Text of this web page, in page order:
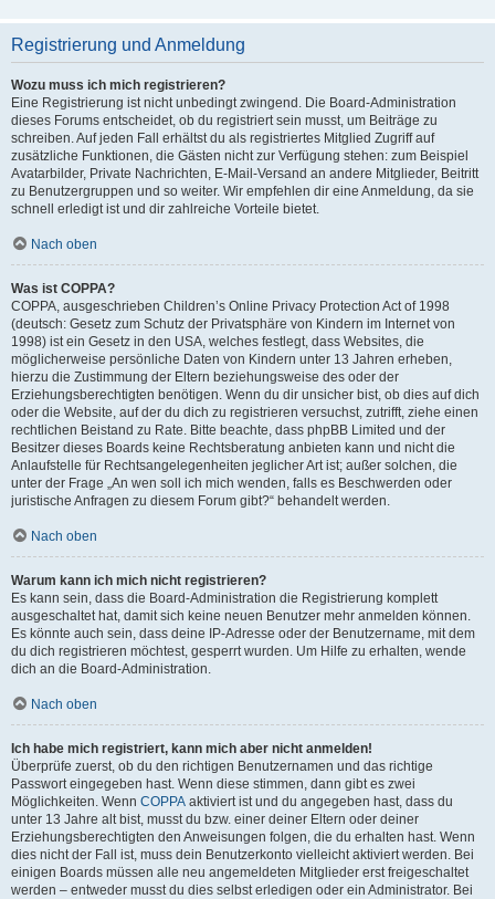
Registrierung und Anmeldung
Wozu muss ich mich registrieren?
Eine Registrierung ist nicht unbedingt zwingend. Die Board-Administration
dieses Forums entscheidet, ob du registriert sein musst, um Beiträge zu
schreiben. Auf jeden Fall erhältst du als registriertes Mitglied Zugriff auf
zusätzliche Funktionen, die Gästen nicht zur Verfügung stehen: zum Beispiel
Avatarbilder, Private Nachrichten, E-Mail-Versand an andere Mitglieder, Beitritt
zu Benutzergruppen und so weiter. Wir empfehlen dir eine Anmeldung, da sie
schnell erledigt ist und dir zahlreiche Vorteile bietet.
Nach oben
Was ist COPPA?
COPPA, ausgeschrieben Children’s Online Privacy Protection Act of 1998
(deutsch: Gesetz zum Schutz der Privatsphäre von Kindern im Internet von
1998) ist ein Gesetz in den USA, welches festlegt, dass Websites, die
möglicherweise persönliche Daten von Kindern unter 13 Jahren erheben,
hierzu die Zustimmung der Eltern beziehungsweise des oder der
Erziehungsberechtigten benötigen. Wenn du dir unsicher bist, ob dies auf dich
oder die Website, auf der du dich zu registrieren versuchst, zutrifft, ziehe einen
rechtlichen Beistand zu Rate. Bitte beachte, dass phpBB Limited und der
Besitzer dieses Boards keine Rechtsberatung anbieten kann und nicht die
Anlaufstelle für Rechtsangelegenheiten jeglicher Art ist; außer solchen, die
unter der Frage „An wen soll ich mich wenden, falls es Beschwerden oder
juristische Anfragen zu diesem Forum gibt?“ behandelt werden.
Nach oben
Warum kann ich mich nicht registrieren?
Es kann sein, dass die Board-Administration die Registrierung komplett
ausgeschaltet hat, damit sich keine neuen Benutzer mehr anmelden können.
Es könnte auch sein, dass deine IP-Adresse oder der Benutzername, mit dem
du dich registrieren möchtest, gesperrt wurden. Um Hilfe zu erhalten, wende
dich an die Board-Administration.
Nach oben
Ich habe mich registriert, kann mich aber nicht anmelden!
Überprüfe zuerst, ob du den richtigen Benutzernamen und das richtige
Passwort eingegeben hast. Wenn diese stimmen, dann gibt es zwei
Möglichkeiten. Wenn COPPA aktiviert ist und du angegeben hast, dass du
unter 13 Jahre alt bist, musst du bzw. einer deiner Eltern oder deiner
Erziehungsberechtigten den Anweisungen folgen, die du erhalten hast. Wenn
dies nicht der Fall ist, muss dein Benutzerkonto vielleicht aktiviert werden. Bei
einigen Boards müssen alle neu angemeldeten Mitglieder erst freigeschaltet
werden – entweder musst du dies selbst erledigen oder ein Administrator. Bei